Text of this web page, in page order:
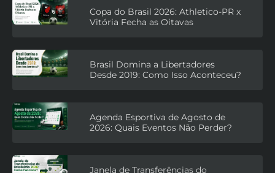
Copa do Brasil 2026: Athletico-PR x
Vitória Fecha as Oitavas
Brasil Domina a Libertadores
Desde 2019: Como Isso Aconteceu?
Agenda Esportiva de Agosto de
2026: Quais Eventos Não Perder?
Janela de Transferências do